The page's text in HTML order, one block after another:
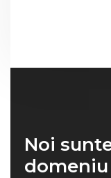
Noi
domeniu